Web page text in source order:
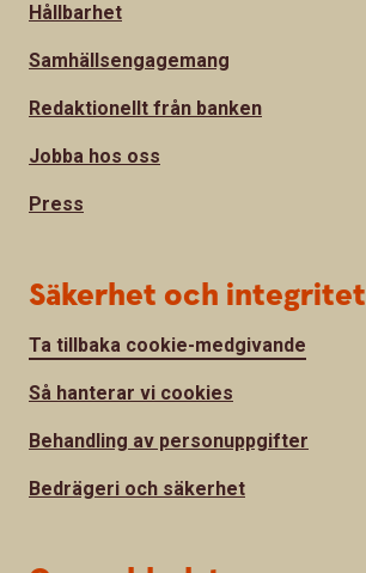
Hållbarhet
Samhällsengagemang
Redaktionellt från banken
Jobba hos oss
Press
Säkerhet och integritet
Ta tillbaka cookie-medgivande
Så hanterar vi cookies
Behandling av personuppgifter
Bedrägeri och säkerhet